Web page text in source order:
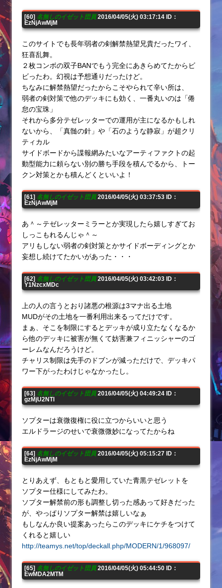
[60] 名無しのイゼット団員2016/04/05(火) 03:17:14 ID：
EzNjAwMjM
このサイトでも長年弱者の剣解禁熱望兄貴だったワイ、
狂喜乱舞。
２枚コンボの双子BANでもう完全にあきらめてたからビ
ビったわ。幻視は予想通りだったけど。
ちなみに解禁熱望だったからこそやられて辛い所は、
弱者の剣対策で他のデッキにも効く、一番丸いのは「倦
怠の宝珠」
それから多分テゼレッターでの運用が主になるかもしれ
ないから、「真髄の針」や「石のような静寂」が超クリ
ティカル
サイドボードから諜報網みたいなアーティファクトの起
動型能力に頼らない別の勝ち手段を積んでるから、トー
クン対策とかも積んどくといいよ！
[61] 名無しのイゼット団員2016/04/05(火) 03:37:53 ID：
EzNjAwMjM
あ＾～テゼレッターミラーとか実現したら嬉しすぎてお
しっこもれるんじゃ＾～
アリもしない弱者の剣対策とかサイドボーディングとか
妄想し続けてたかいがあった・・・
[62] 名無しのイゼット団員2016/04/05(火) 03:42:03 ID：
Y1NzcxMDc
上の人の言うとおり諸悪の根源は3マナ出る土地
MUDがその土地を一番利用出来るってだけです。
まぁ、そこを制限にするとデッキが成り立たなくなるか
ら他のデッキに被害が無くて妨害兼フィニッシャーのゴ
ーレムなんだろうけど。
チャリス制限は先手のドブンが減っただけで、デッキパ
ワー下がったわけじゃなかったし。
[63] 名無しのイゼット団員2016/04/05(火) 04:49:24 ID：
gzMjU2NTI
ソプターは衰微復権に役に立つからいいと思う
エルドラージのせいで衰微微妙になってたからね
[64] 名無しのイゼット団員2016/04/05(火) 05:15:27 ID：
EzNjAwMjM
とりあえず、もともと愛用していた青黒テゼレットを
ソプター仕様にしてみたわ。
ソプター解禁前の形も調整し切った感あって好きだった
が、やっぱりソプター解禁は嬉しいなぁ
もしなんか良い提案あったらこのデッキにケチをつけて
くれると嬉しい
http://teamys.net/top/deckall.php/MODERN/1/968097/
[65] 名無しのイゼット団員2016/04/05(火) 05:44:50 ID：
EwMDA2MTM